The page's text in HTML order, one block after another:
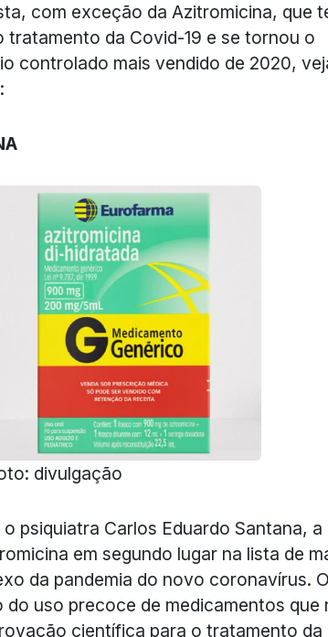
com exceção da Azitromicina, que
tratamento da Covid-19 e se tornou o
controlado mais vendido de 2020,
divulgação
psiquiatra Carlos Eduardo Santana, a
em segundo lugar na lista de
da pandemia do novo coronavírus.
do uso precoce de medicamentos que
científica para o tratamento da